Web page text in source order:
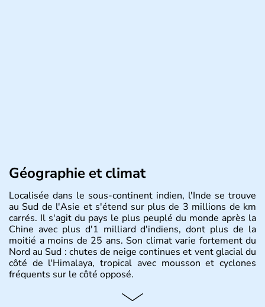
Géographie et climat
Localisée dans le sous-continent indien, l'Inde se trouve
au Sud de l'Asie et s'étend sur plus de 3 millions de km
carrés. Il s'agit du pays le plus peuplé du monde après la
Chine avec plus d'1 milliard d'indiens, dont plus de la
moitié a moins de 25 ans. Son climat varie fortement du
Nord au Sud : chutes de neige continues et vent glacial du
côté de l'Himalaya, tropical avec mousson et cyclones
fréquents sur le côté opposé.
Histoire et administration